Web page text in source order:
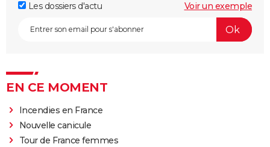
Les dossiers d'actu
Voir un exemple
EN CE MOMENT
Incendies en France
Nouvelle canicule
Tour de France femmes